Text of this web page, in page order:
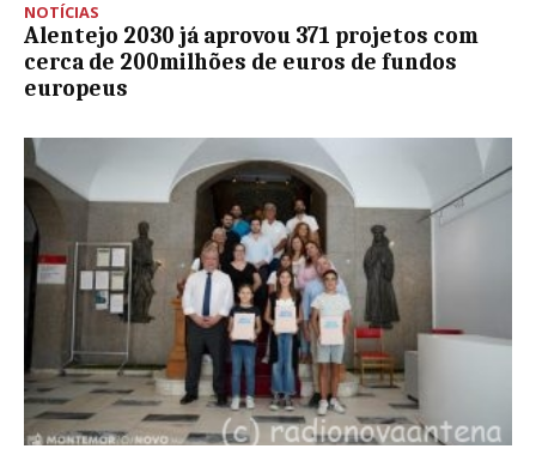
NOTÍCIAS
Alentejo 2030 já aprovou 371 projetos com
cerca de 200milhões de euros de fundos
europeus